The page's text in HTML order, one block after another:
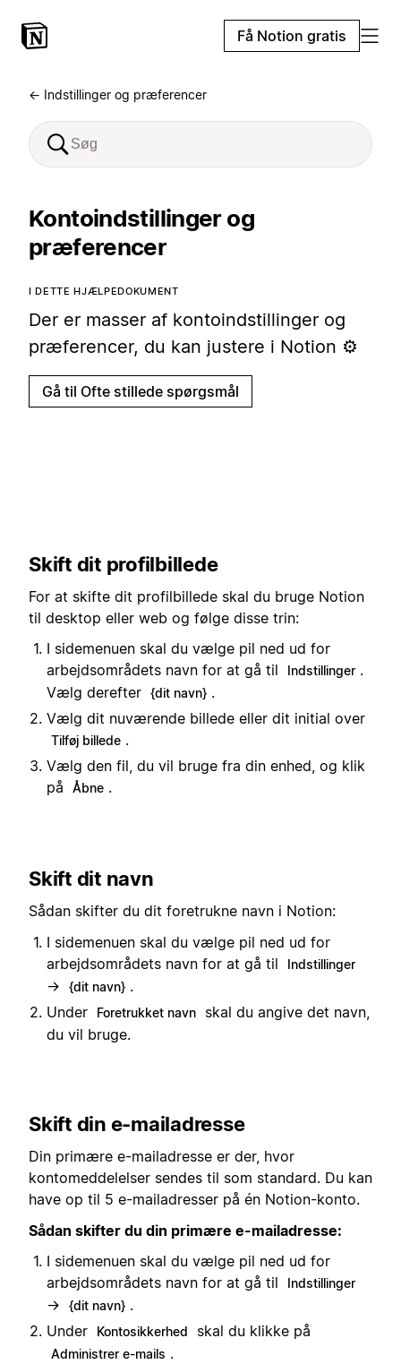
Få Notion gratis
← Indstillinger og præferencer
Kontoindstillinger og
præferencer
I DETTE HJÆLPEDOKUMENT
Der er masser af kontoindstillinger og
præferencer, du kan justere i Notion ⚙️
Gå til Ofte stillede spørgsmål
Skift dit profilbillede
For at skifte dit profilbillede skal du bruge Notion
til desktop eller web og følge disse trin:
I sidemenuen skal du vælge pil ned ud for
arbejdsområdets navn for at gå til
Indstillinger .
Vælg derefter {dit navn} .
Vælg dit nuværende billede eller dit initial over
Tilføj billede .
Vælg den fil, du vil bruge fra din enhed, og klik
på
Åbne .
Skift dit navn
Sådan skifter du dit foretrukne navn i Notion:
I sidemenuen skal du vælge pil ned ud for
arbejdsområdets navn for at gå til
Indstillinger
→ {dit navn} .
Under
Foretrukket navn
skal du angive det navn,
du vil bruge.
Skift din e-mailadresse
Din primære e-mailadresse er der, hvor
kontomeddelelser sendes til som standard. Du kan
have op til 5 e-mailadresser på én Notion-konto.
Sådan skifter du din primære e-mailadresse:
I sidemenuen skal du vælge pil ned ud for
arbejdsområdets navn for at gå til
Indstillinger
→ {dit navn} .
Under
Kontosikkerhed skal du klikke på
Administrer e-mails .